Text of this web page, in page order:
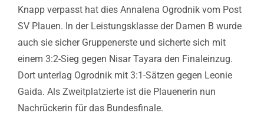
Knapp verpasst hat dies Annalena Ogrodnik vom Post
SV Plauen. In der Leistungsklasse der Damen B wurde
auch sie sicher Gruppenerste und sicherte sich mit
einem 3:2-Sieg gegen Nisar Tayara den Finaleinzug.
Dort unterlag Ogrodnik mit 3:1-Sätzen gegen Leonie
Gaida. Als Zweitplatzierte ist die Plauenerin nun
Nachrückerin für das Bundesfinale.